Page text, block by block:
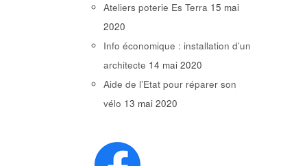
Ateliers poterie Es Terra 15 mai
2020
Info économique : installation d’un
architecte 14 mai 2020
Aide de l’Etat pour réparer son
vélo 13 mai 2020